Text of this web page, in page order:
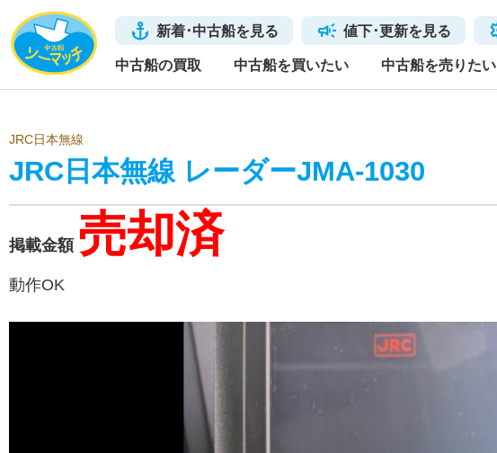
新着･中古船を見る 値下･更新を見る
中古船の買取 中古船を買いたい 中古船を売りたい
JRC日本無線
JRC日本無線 レーダーJMA-1030
掲載金額 売却済
動作OK